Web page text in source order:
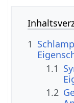
1
1.1
1.2